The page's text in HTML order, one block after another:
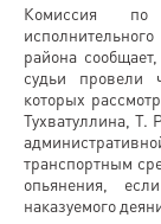
Комиссия по
района
судьи провели
которых
Тухватуллина,
транспортным
опьянения,
наказуемого